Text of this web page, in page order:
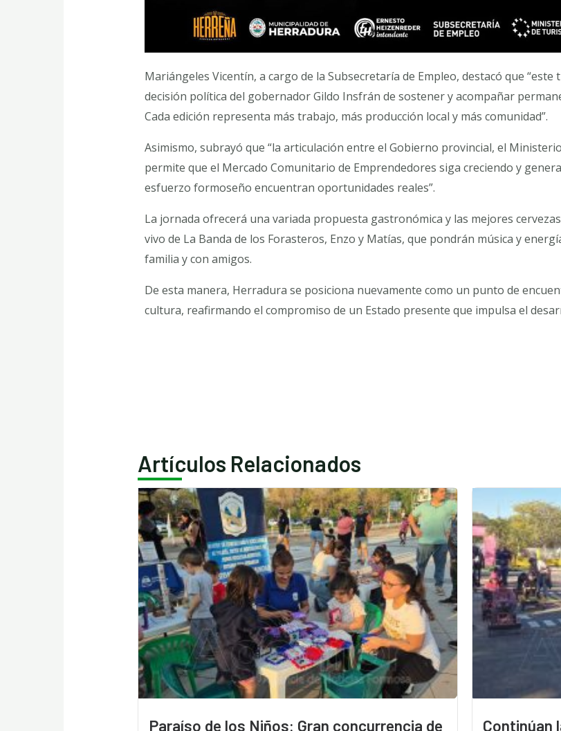
Mariángeles Vicentín, a cargo de la Subsecretaría de Empleo, destacó que
decisión política del gobernador Gildo Insfrán de sostener y acompañar
Cada edición representa más trabajo, más producción local y más comunidad”.
Asimismo, subrayó que “la articulación entre el Gobierno provincial, el
permite que el Mercado Comunitario de Emprendedores siga creciendo y
esfuerzo formoseño encuentran oportunidades reales”.
La jornada ofrecerá una variada propuesta gastronómica y las mejores
vivo de La Banda de los Forasteros, Enzo y Matías, que pondrán música y
familia y con amigos.
De esta manera, Herradura se posiciona nuevamente como un punto de
cultura, reafirmando el compromiso de un Estado presente que impulsa el
Artículos Relacionados
Paraíso de los Niños: Gran concurrencia de Continúan